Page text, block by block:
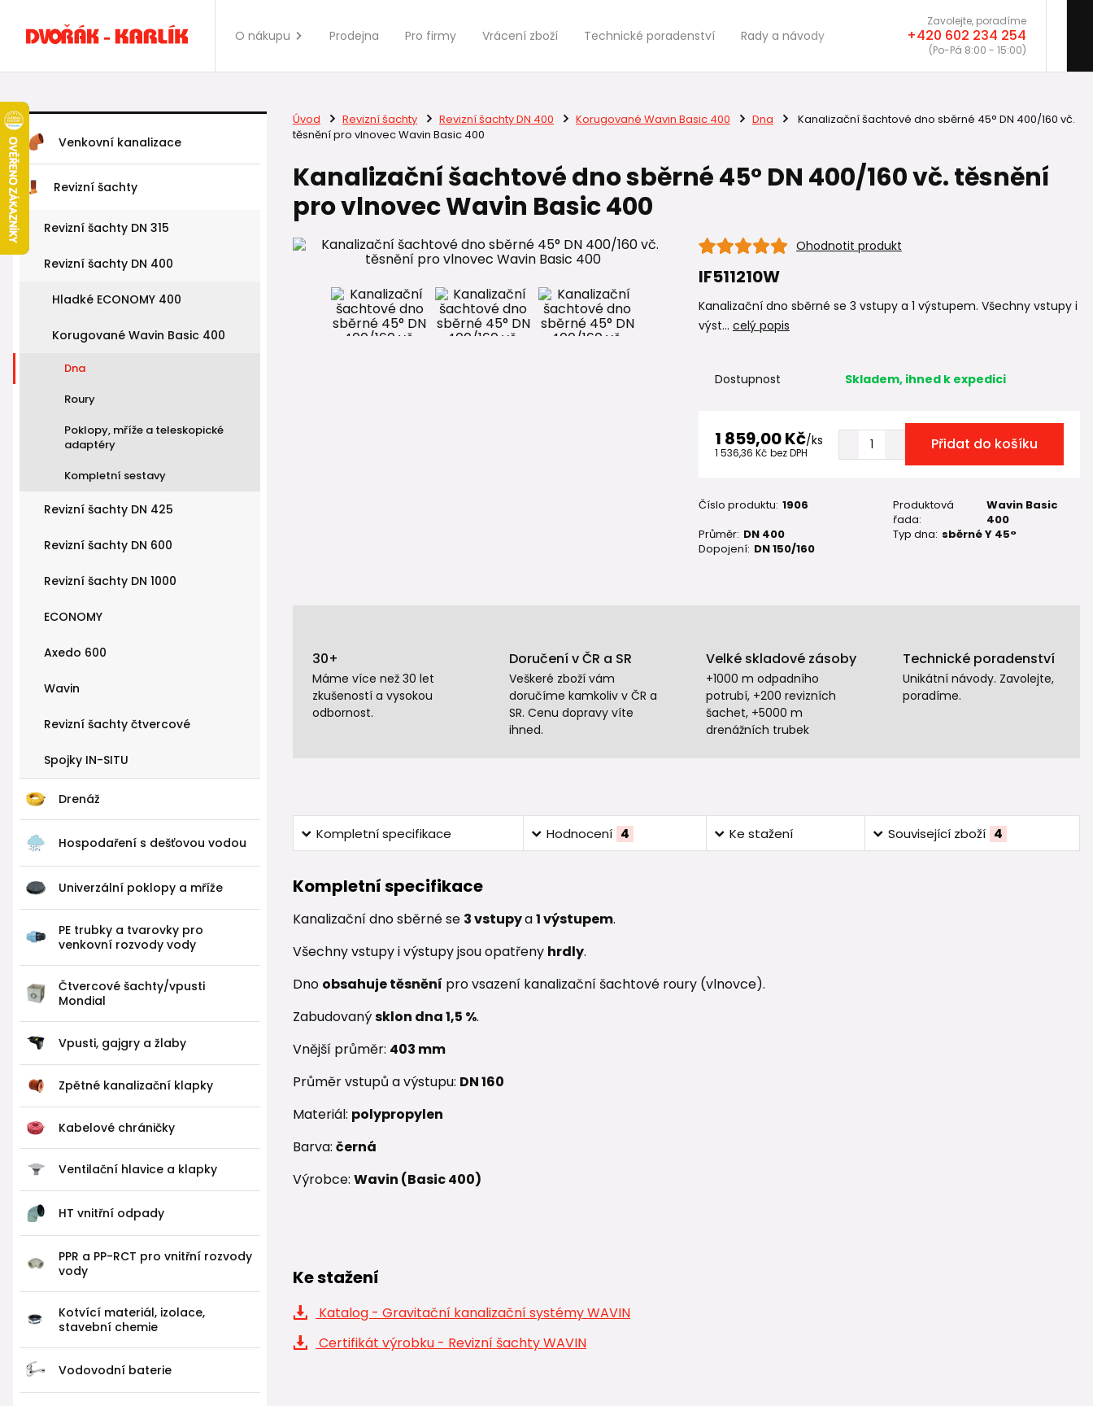
O nákupu Prodejna Pro firmy Vrácení zboží Technické poradenství Rady a návody
Zavolejte, poradíme
+420 602 234 254
(Po-Pá 8:00 - 15:00)
Venkovní kanalizace
Revizní šachty
Revizní šachty DN 315
Revizní šachty DN 400
Hladké ECONOMY 400
Korugované Wavin Basic 400
Dna
Roury
Poklopy, mříže a teleskopické
adaptéry
Kompletní sestavy
Revizní šachty DN 425
Revizní šachty DN 600
Revizní šachty DN 1000
ECONOMY
Axedo 600
Wavin
Revizní šachty čtvercové
Spojky IN-SITU
Drenáž
Hospodaření s dešťovou vodou
Univerzální poklopy a mříže
PE trubky a tvarovky pro
venkovní rozvody vody
Čtvercové šachty/vpusti
Mondial
Vpusti, gajgry a žlaby
Zpětné kanalizační klapky
Kabelové chráničky
Ventilační hlavice a klapky
HT vnitřní odpady
PPR a PP-RCT pro vnitřní rozvody
vody
Kotvící materiál, izolace,
stavební chemie
Vodovodní baterie
Úvod Revizní šachty Revizní šachty DN 400 Korugované Wavin Basic 400 Dna
Kanalizační šachtové dno sběrné 45° DN 400/160 vč.
těsnění pro vlnovec Wavin Basic 400
Kanalizační šachtové dno sběrné 45° DN 400/160 vč. těsnění
pro vlnovec Wavin Basic 400
Ohodnotit produkt
IF511210W
Kanalizační dno sběrné se 3 vstupy a 1 výstupem. Všechny vstupy i
výst... celý popis
Dostupnost Skladem, ihned k expedici
1 859,00 Kč/ks
1 536,36 Kč bez DPH Přidat do košíku
Číslo produktu: 1906
Produktová
řada:
Wavin Basic
400
Průměr: DN 400 Typ dna: sběrné Y 45°
Dopojení: DN 150/160
30+
Máme více než 30 let
zkušeností a vysokou
odbornost.
Doručení v ČR a SR
Veškeré zboží vám
doručíme kamkoliv v ČR a
SR. Cenu dopravy víte
ihned.
Velké skladové zásoby
+1000 m odpadního
potrubí, +200 revizních
šachet, +5000 m
drenážních trubek
Technické poradenství
Unikátní návody. Zavolejte,
poradíme.
Kompletní specifikace Hodnocení 4 Ke stažení Související zboží 4
Kompletní specifikace
Kanalizační dno sběrné se 3vstupya1 výstupem.
Všechny vstupy i výstupy jsou opatřeny hrdly.
Dno obsahuje těsnění pro vsazení kanalizační šachtové roury (vlnovce).
Zabudovanýsklon dna 1,5 %.
Vnější průměr: 403 mm
Průměr vstupů a výstupu: DN 160
Materiál: polypropylen
Barva: černá
Výrobce: Wavin (Basic 400)
Ke stažení
Katalog - Gravitační kanalizační systémy WAVIN
Certifikát výrobku - Revizní šachty WAVIN